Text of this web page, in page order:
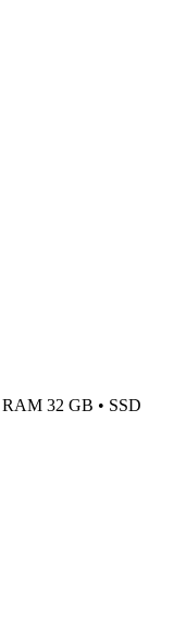
RAM 32 GB • SSD